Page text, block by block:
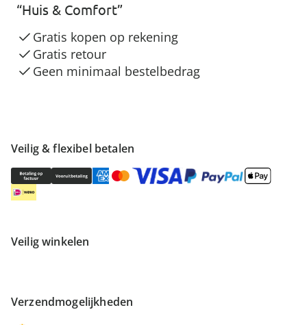
Veilig & flexibel betalen
Veilig winkelen
Verzendmogelijkheden
“Huis & Comfort”
Gratis kopen op rekening
Gratis retour
Geen minimaal bestelbedrag